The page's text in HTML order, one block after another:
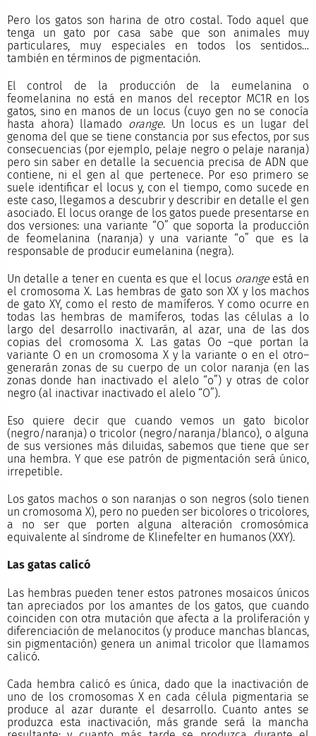
Pero los gatos son harina de otro costal. Todo aquel que
tenga un gato por casa sabe que son animales muy
particulares, muy especiales en todos los sentidos…
también en términos de pigmentación.
El control de la producción de la eumelanina o
feomelanina no está en manos del receptor MC1R en los
gatos, sino en manos de un locus (cuyo gen no se conocía
hasta ahora) llamado orange. Un locus es un lugar del
genoma del que se tiene constancia por sus efectos, por sus
consecuencias (por ejemplo, pelaje negro o pelaje naranja)
pero sin saber en detalle la secuencia precisa de ADN que
contiene, ni el gen al que pertenece. Por eso primero se
suele identificar el locus y, con el tiempo, como sucede en
este caso, llegamos a descubrir y describir en detalle el gen
asociado. El locus orange de los gatos puede presentarse en
dos versiones: una variante “O” que soporta la producción
de feomelanina (naranja) y una variante “o” que es la
responsable de producir eumelanina (negra).
Un detalle a tener en cuenta es que el locus orangeestá en
el cromosoma X. Las hembras de gato son XX y los machos
de gato XY, como el resto de mamíferos. Y como ocurre en
todas las hembras de mamíferos, todas las células a lo
largo del desarrollo inactivarán, al azar, una de las dos
copias del cromosoma X. Las gatas Oo –que portan la
variante O en un cromosoma X y la variante o en el otro–
generarán zonas de su cuerpo de un color naranja (en las
zonas donde han inactivado el alelo “o”) y otras de color
negro (al inactivar inactivado el alelo “O”).
Eso quiere decir que cuando vemos un gato bicolor
(negro/naranja) o tricolor (negro/naranja/blanco), o alguna
de sus versiones más diluidas, sabemos que tiene que ser
una hembra. Y que ese patrón de pigmentación será único,
irrepetible.
Los gatos machos o son naranjas o son negros (solo tienen
un cromosoma X), pero no pueden ser bicolores o tricolores,
a no ser que porten alguna alteración cromosómica
equivalente al síndrome de Klinefelter en humanos (XXY).
Las gatas calicó
Las hembras pueden tener estos patrones mosaicos únicos
tan apreciados por los amantes de los gatos, que cuando
coinciden con otra mutación que afecta a la proliferación y
diferenciación de melanocitos (y produce manchas blancas,
sin pigmentación) genera un animal tricolor que llamamos
calicó.
Cada hembra calicó es única, dado que la inactivación de
uno de los cromosomas X en cada célula pigmentaria se
produce al azar durante el desarrollo. Cuanto antes se
produzca esta inactivación, más grande será la mancha